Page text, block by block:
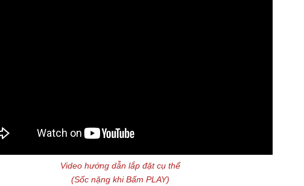
Video hướng dẫn lắp đặt cụ thể
(Sốc nặng khi Bấm PLAY)